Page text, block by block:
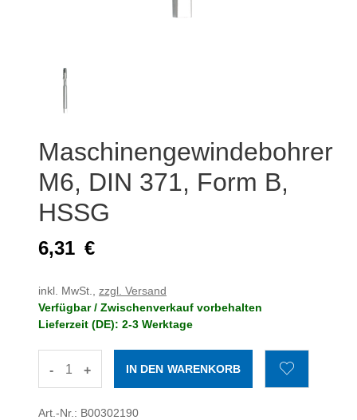
Maschinengewindebohrer
M6, DIN 371, Form B,
HSSG
6,31 €
inkl. MwSt., zzgl. Versand
Verfügbar / Zwischenverkauf vorbehalten
Lieferzeit (DE): 2-3 Werktage
- +
Art.-Nr.: B00302190